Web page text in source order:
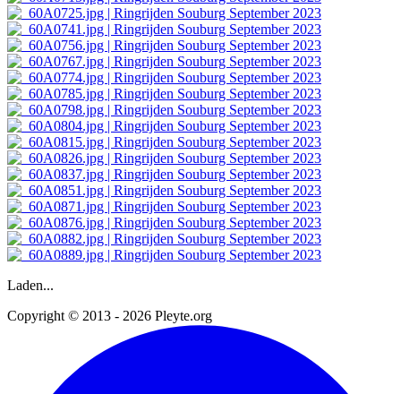
Laden...
Copyright © 2013 - 2026 Pleyte.org